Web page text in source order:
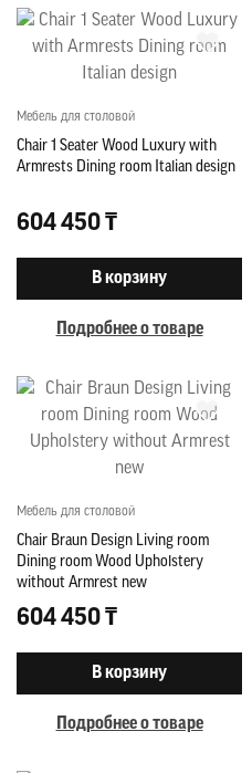
Мебель для столовой
Chair 1 Seater Wood Luxury with
Armrests Dining room Italian design
604 450 ₸
В корзину
Подробнее о товаре
Мебель для столовой
Chair Braun Design Living room
Dining room Wood Upholstery
without Armrest new
604 450 ₸
В корзину
Подробнее о товаре